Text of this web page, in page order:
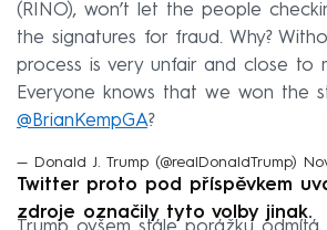
(RINO), won’t let the people
the signatures for fraud. Why?
process is very unfair and close to
Everyone knows that we won the
@BrianKempGA?
— Donald J. Trump (@realDonaldTrump)
Twitter proto pod příspěvkem
zdroje označily tyto volby jinak.